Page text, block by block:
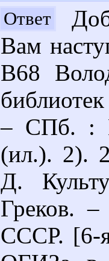
Ответ
Вам
В68
– СПб. :
(ил.). 2).
Д.
Греков.
СССР. [6-